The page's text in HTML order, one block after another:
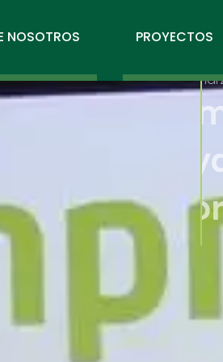
NOSOTROS PROYECTOS